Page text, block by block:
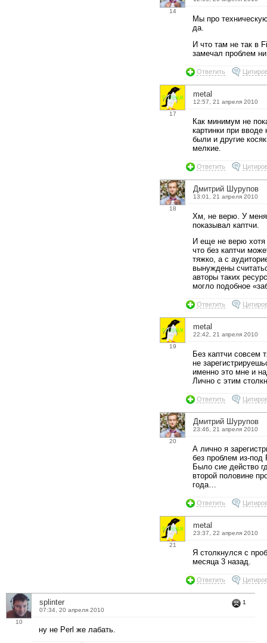
14
Мы про
да.
И что там не так в
замечал проблем ни
Ответить
17
metal
12:57, 21 апреля 2010
Как минимум не
картинки при вводе
были и другие
мелкие.
Ответить
18
Дмитрий Шурупов
13:01, 21 апреля 2010
Хм, не верю. У
показывал каптчи.
И еще не верю хотя
что без каптчи
тяжко, а с
вынуждены
авторы таких
могло подобное
Ответить
19
metal
22:42, 21 апреля 2010
Без каптчи совсем
не
именно это мне и
Лично с этим
Ответить
20
Дмитрий Шурупов
23:46, 21 апреля 2010
А лично я
без проблем из-под
Было сие действо
второй половине
года…
Ответить
21
metal
23:37, 22 апреля 2010
Я столкнулся с
месяца 3 назад.
Ответить
10
splinter
07:34, 20 апреля 2010
1
ну не Perl же лабать.